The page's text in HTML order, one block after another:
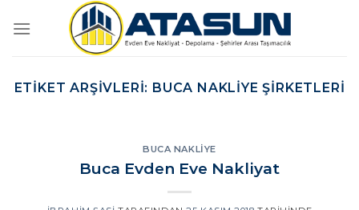
atla
ETIKET ARŞIVLERI: BUCA NAKLIYE ŞIRKETLERI
BUCA NAKLIYE
Buca Evden Eve Nakliyat